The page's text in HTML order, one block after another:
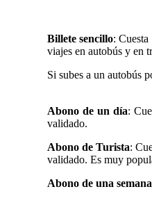
Billete sencillo:
viajes en autobús y en
Si subes a un autobús
Abono de un día:
validado.
Abono de Turista:
validado. Es muy
Abono de una semana